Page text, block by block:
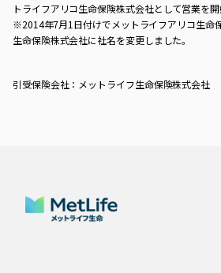
トライフアリコ生命保険株式会社として営業を開
※2014年7月1日付けでメットライフアリコ生命
生命保険株式会社に社名を変更しました。
引受保険会社：メットライフ生命保険株式会社